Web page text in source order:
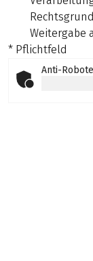
Weitergabe
* Pflichtfeld
Anti-